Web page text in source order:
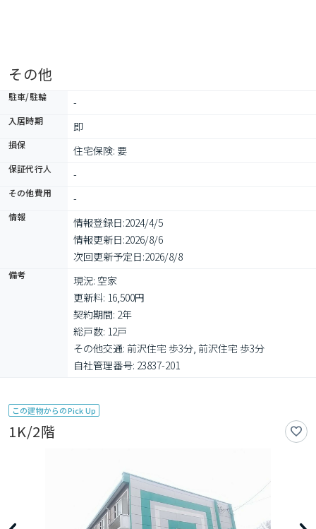
その他
駐車/駐輪 -
入居時期 即
損保 住宅保険: 要
保証代行人 -
その他費用 -
情報 情報登録日:2024/4/5
情報更新日:2026/8/6
次回更新予定日:2026/8/8
備考
現況: 空家
更新料: 16,500円
契約期間: 2年
総戸数: 12戸
その他交通: 前沢住宅 歩3分, 前沢住宅 歩3分
自社管理番号: 23837-201
この建物からのPick Up
1K/2階